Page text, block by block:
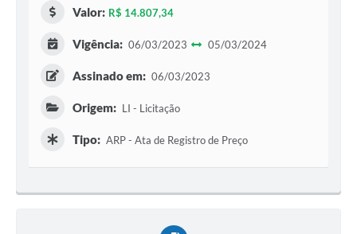
Valor: R$ 14.807,34
Vigência: 06/03/2023 05/03/2024
Assinado em: 06/03/2023
Origem: LI - Licitação
Tipo: ARP - Ata de Registro de Preço